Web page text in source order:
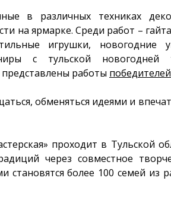
в различных техниках
на ярмарке. Среди работ –
игрушки, новогодние
с тульской новогодней
работы
обменяться идеями и
проходит в Тульской
через совместное
становятся более 100 семей из